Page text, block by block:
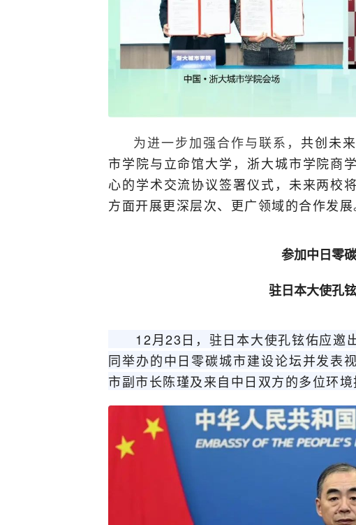
为进一步加强合作与联系，共创未
市学院与立命馆大学，浙大城市学院商
心的学术交流协议签署仪式，未来两校
方面开展更深层次、更广领域的合作发展
参加中日零
驻日本大使孔
12月23日，驻日本大使孔铉佑应邀
同举办的中日零碳城市建设论坛并发表
市副市长陈瑾及来自中日双方的多位环